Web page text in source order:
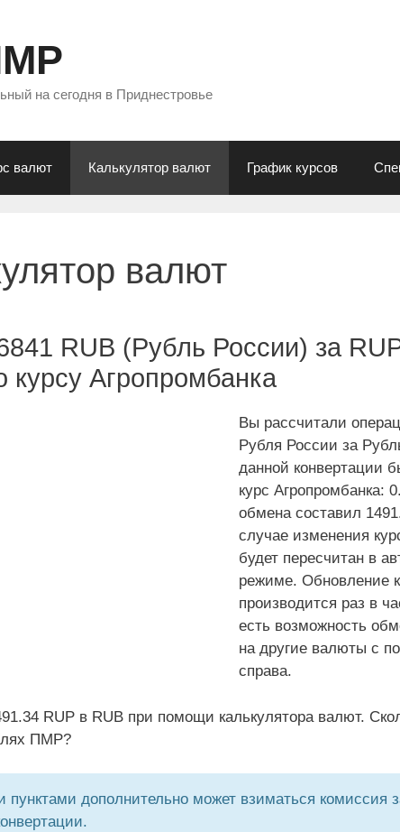
на сегодня в Приднестровье
валют Калькулятор валют График курсов
валют
RUB (Рубль России) за
Агропромбанка
Вы рассчитали
Рубля России за
данной конвертации
курс Агропромбанка:
обмена составил
случае изменения
будет пересчитан в
режиме. Обновление
производится раз в
есть возможность
на другие валюты с
справа.
RUP в RUB при помощи калькулятора валют.
ПМР?
дополнительно может взиматься комиссия